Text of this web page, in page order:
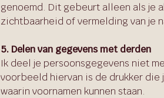
genoemd. Dit gebeurt alleen als je
zichtbaarheid of vermelding van je
5. Delen van gegevens met derden
Ik deel je persoonsgegevens niet
voorbeeld hiervan is de drukker
waarin voornamen kunnen staan.